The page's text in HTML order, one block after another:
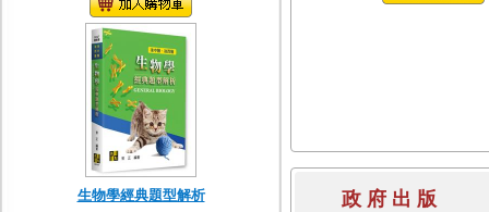
生物學經典題型解析 政 府 出